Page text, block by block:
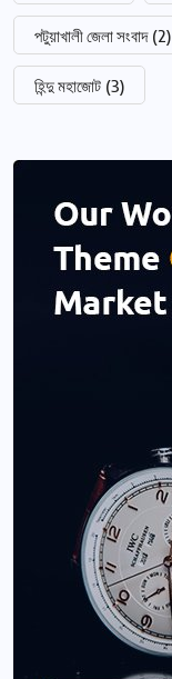
পটুয়াখালী জেলা সংবাদ (2)
হিন্দু মহাজোট (3)